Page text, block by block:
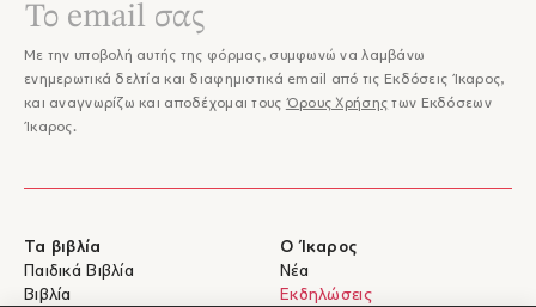
Με την υποβολή αυτής της φόρμας, συμφωνώ να λαμβάνω
ενημερωτικά δελτία και διαφημιστικά email από τις Εκδόσεις Ίκαρος,
και αναγνωρίζω και αποδέχομαι τους Όρους Χρήσης των Εκδόσεων
Ίκαρος.
Τα βιβλία
Παιδικά Βιβλία
Βιβλία
Ο Ίκαρος
Νέα
Εκδηλώσεις